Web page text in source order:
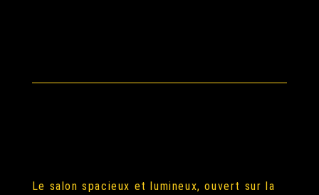
Le salon spacieux et lumineux, ouvert sur la